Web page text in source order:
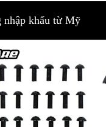
nhập khẩu từ Mỹ